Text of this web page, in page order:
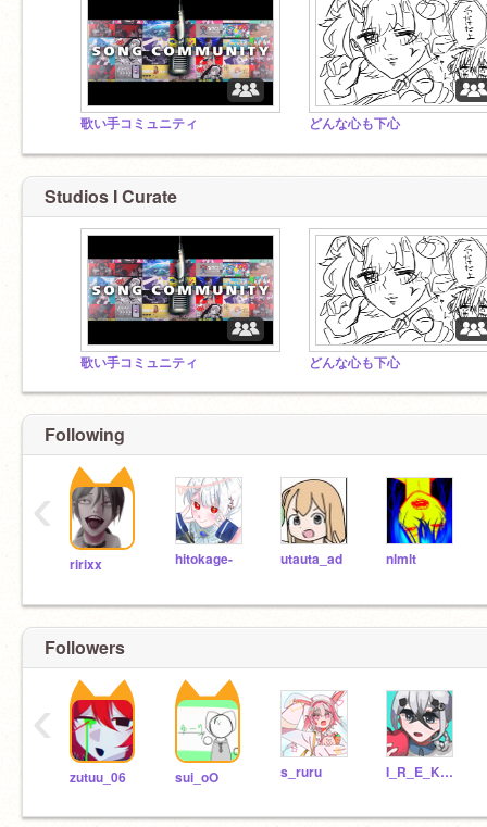
歌い手コミュニティ どんな心も下心
Studios I Curate
歌い手コミュニティ どんな心も下心
Following
ririxx hitokage- utauta_ad nlmlt
‹
Followers
zutuu_06 sui_oO s_ruru I_R_E_K_A_-_o0
‹